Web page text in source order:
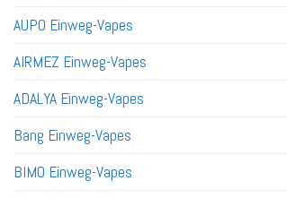
AUPO Einweg-Vapes
AIRMEZ Einweg-Vapes
ADALYA Einweg-Vapes
Bang Einweg-Vapes
BIMO Einweg-Vapes